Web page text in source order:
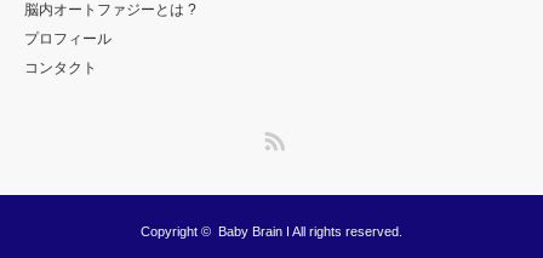
脳内オートファジーとは ?
プロフィール
コンタクト
Copyright © Baby Brain I All rights reserved.